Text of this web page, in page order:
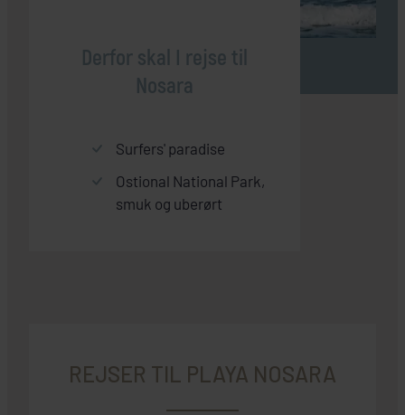
Derfor skal I rejse til
Nosara
Surfers' paradise
Ostional National Park,
smuk og uberørt
REJSER TIL PLAYA NOSARA